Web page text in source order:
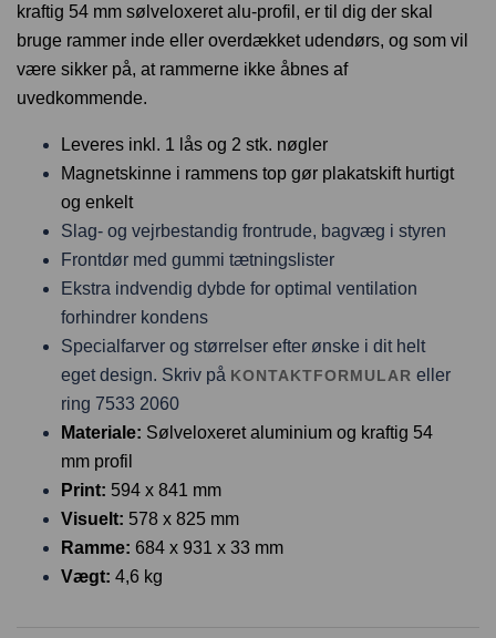
kraftig 54 mm sølveloxeret alu-profil, er til dig der skal
bruge rammer inde eller overdækket udendørs, og som vil
være sikker på, at rammerne ikke åbnes af
uvedkommende.
Leveres inkl. 1 lås og 2 stk. nøgler
Magnetskinne i rammens top gør plakatskift hurtigt
og enkelt
Slag- og vejrbestandig frontrude, bagvæg i styren
Frontdør med gummi tætningslister
Ekstra indvendig dybde for optimal ventilation
forhindrer kondens
Specialfarver og størrelser efter ønske i dit helt
eget design. Skriv på KONTAKTFORMULAR eller
ring 7533 2060
Materiale: Sølveloxeret aluminium og kraftig 54
mm profil
Print: 594 x 841 mm
Visuelt: 578 x 825 mm
Ramme: 684 x 931 x 33 mm
Vægt: 4,6 kg